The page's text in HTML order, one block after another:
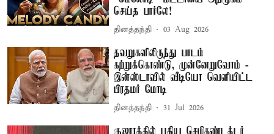
செய்த பார்லே!
தினத்தந்தி 03 Aug 2026
தவறுகளிலிருந்து பாடம்
கற்றுக்கொண்டு, முன்னேறுவோம் -
இன்ஸ்டாவில் வீடியோ வெளியிட்ட
பிரதமர் மோடி
தினத்தந்தி 31 Jul 2026
குஜராத்தில் புதிய செமிகண்டக்டர்